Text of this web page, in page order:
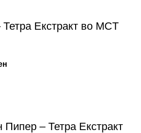
Екстракт во MCT
– Тетра Екстракт